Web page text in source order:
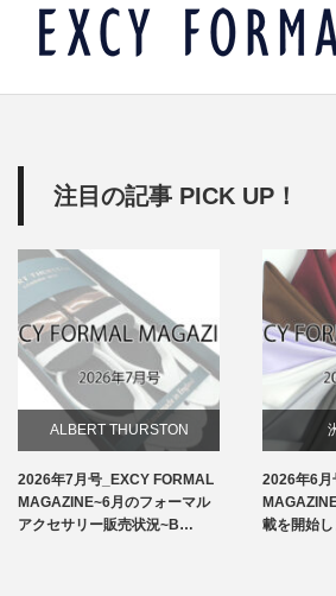
注目の記事 PICK UP！
ALBERT THURSTON
お知らせ
2026年7月号_EXCY FORMAL
MAGAZINE~6月のフォーマル
アクセサリー販売状況~B…
2026年6月
載を開始